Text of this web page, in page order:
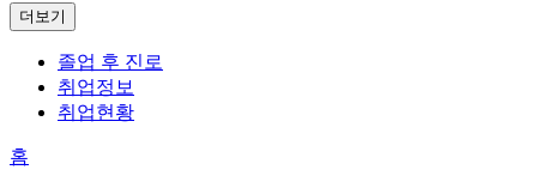
더보기
졸업 후 진로
취업정보
취업현황
홈